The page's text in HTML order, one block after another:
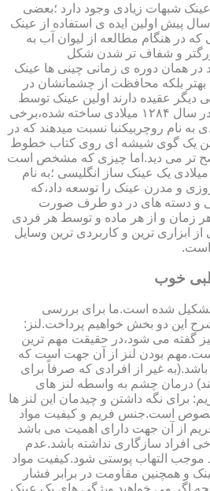
شبهات زیادی وجود دارد ؛بعضی
پیش اولین ایده ی استفاده از عینک
در هنگام مطالعه از لیوان آب به
و شفاف تر شدن شکل
در همان دوره ی زمانی چینی ها عینک
بهتر بلکه محافظت از چشمانشان در
دیگر عقیده دارند اولین عینک توسط
سالوینو دارماتی اهل ایتالیا در سال ۱۲۸۴ میلادی ساخته شده،برخی
به نام روچربیکنبا نسبت میدهند که در
گذاشتن یک گوی شیشه ای روی کتاب خطوط
تر می دید.اما چیزی که مشخص است
این است که در سال ۱۷۲۷ میلادی یک عینک ساز انگلیسی ؛به نام
و مدرن عینک را توسعه داد،که
و دسته های در دو طرف صورت
زمان و از هر ماده و توسط هر فردی
ابزاری ترین و کاربردی ترین وسایل
است.
خوب
شده است.ما برای بررسی
این دو بخش خواهیم پرداخت.لنز:
گفته می شود،در حقیقت مهم ترین
بودن لنز از آن جهت است که
غیر از افرادی که صرفاً برای
درمان چشم به واسطه لنز های
برای نگه داشتن و چیدمان این لنز ها
است.جنس فریم و کیفیت مواد
از آن جهت دارای اهمیت می باشد
افراد سازگاری نداشته باشد.عدم
موجب التهاب پوستی شود.کیفیت مواد
و همچنین مقاومت در برابر فشار